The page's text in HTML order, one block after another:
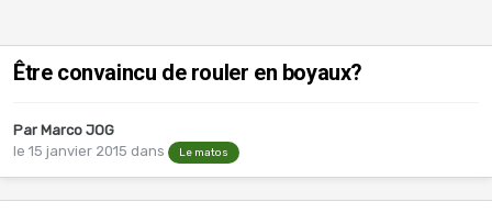
Être convaincu de rouler en boyaux?
Par Marco JOG
le 15 janvier 2015 dans Le matos